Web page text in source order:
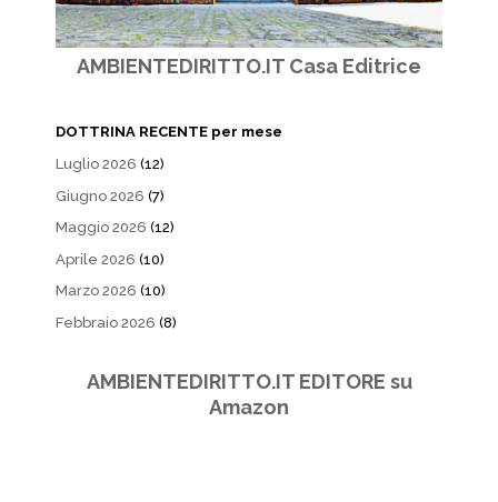
AMBIENTEDIRITTO.IT Casa Editrice
DOTTRINA RECENTE per mese
Luglio 2026 (12)
Giugno 2026 (7)
Maggio 2026 (12)
Aprile 2026 (10)
Marzo 2026 (10)
Febbraio 2026 (8)
AMBIENTEDIRITTO.IT EDITORE su
Amazon